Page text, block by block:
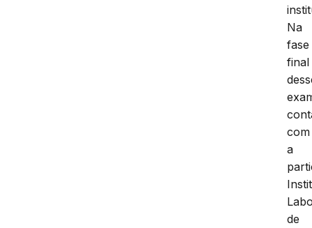
Na
fase
final
com
a
de